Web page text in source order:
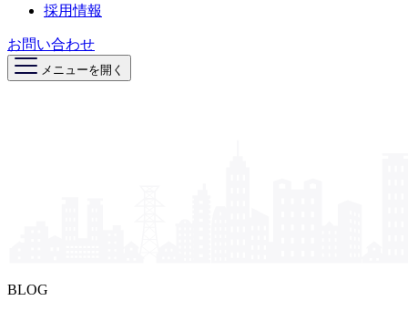
採用情報
お問い合わせ
メニューを開く
BLOG